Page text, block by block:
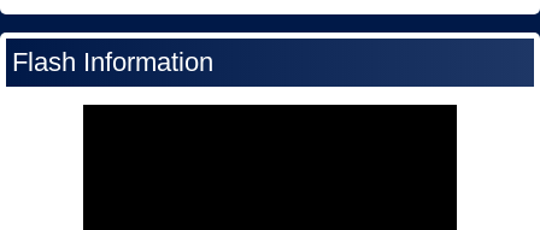
Flash Information